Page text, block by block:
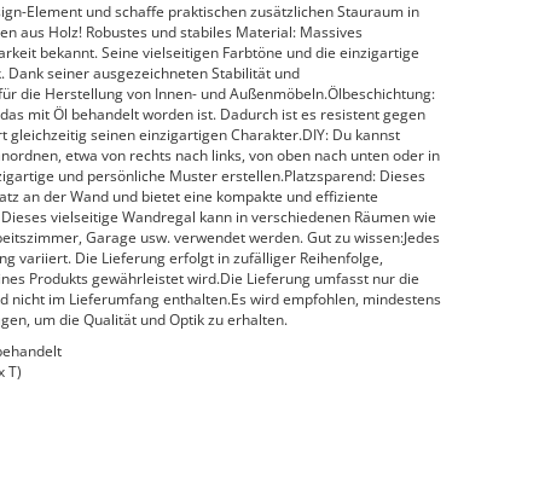
Element und schaffe praktischen zusätzlichen Stauraum in
aus Holz! Robustes und stabiles Material: Massives
bekannt. Seine vielseitigen Farbtöne und die einzigartige
seiner ausgezeichneten Stabilität und
die Herstellung von Innen- und Außenmöbeln.Ölbeschichtung:
mit Öl behandelt worden ist. Dadurch ist es resistent gegen
gleichzeitig seinen einzigartigen Charakter.DIY: Du kannst
etwa von rechts nach links, von oben nach unten oder in
und persönliche Muster erstellen.Platzsparend: Dieses
an der Wand und bietet eine kompakte und effiziente
vielseitige Wandregal kann in verschiedenen Räumen wie
Garage usw. verwendet werden. Gut zu wissen:Jedes
variiert. Die Lieferung erfolgt in zufälliger Reihenfolge,
Produkts gewährleistet wird.Die Lieferung umfasst nur die
nicht im Lieferumfang enthalten.Es wird empfohlen, mindestens
um die Qualität und Optik zu erhalten.
T)